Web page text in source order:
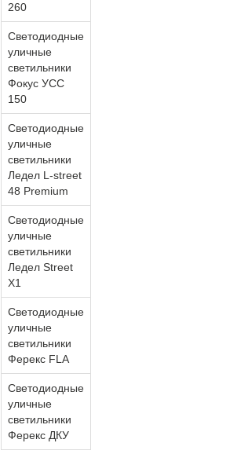
260
Светодиодные
уличные
светильники
Фокус УСС
150
Светодиодные
уличные
светильники
Ледел L-street
48 Premium
Светодиодные
уличные
светильники
Ледел Street
X1
Светодиодные
уличные
светильники
Ферекс FLA
Светодиодные
уличные
светильники
Ферекс ДКУ